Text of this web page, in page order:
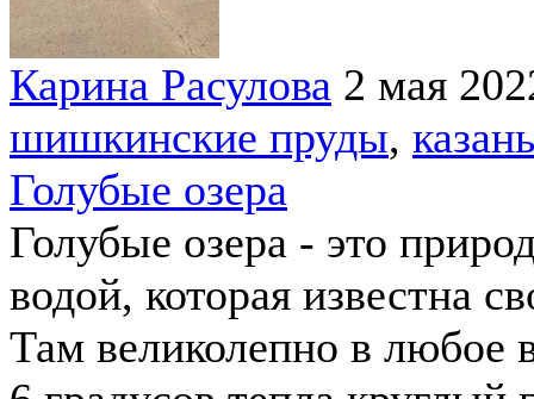
Карина Расулова 2 мая
шишкинские пруды, казань
Голубые озера
Голубые озера - это
водой, которая известна
Там великолепно в любое